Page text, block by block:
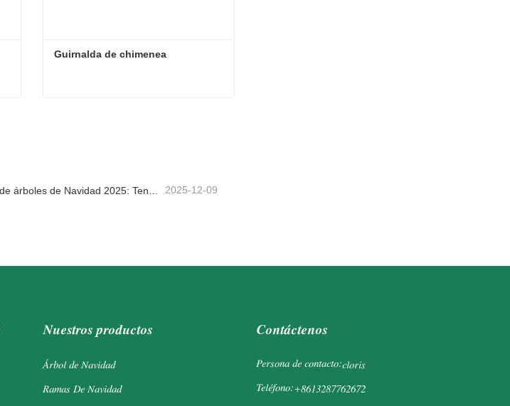
Guirnalda de chimenea
2025-12-09
Nuestros productos
Árbol de Navidad
Ramas De Navidad
Contáctenos
Persona de contacto:cloris
Teléfono:+8613287762672